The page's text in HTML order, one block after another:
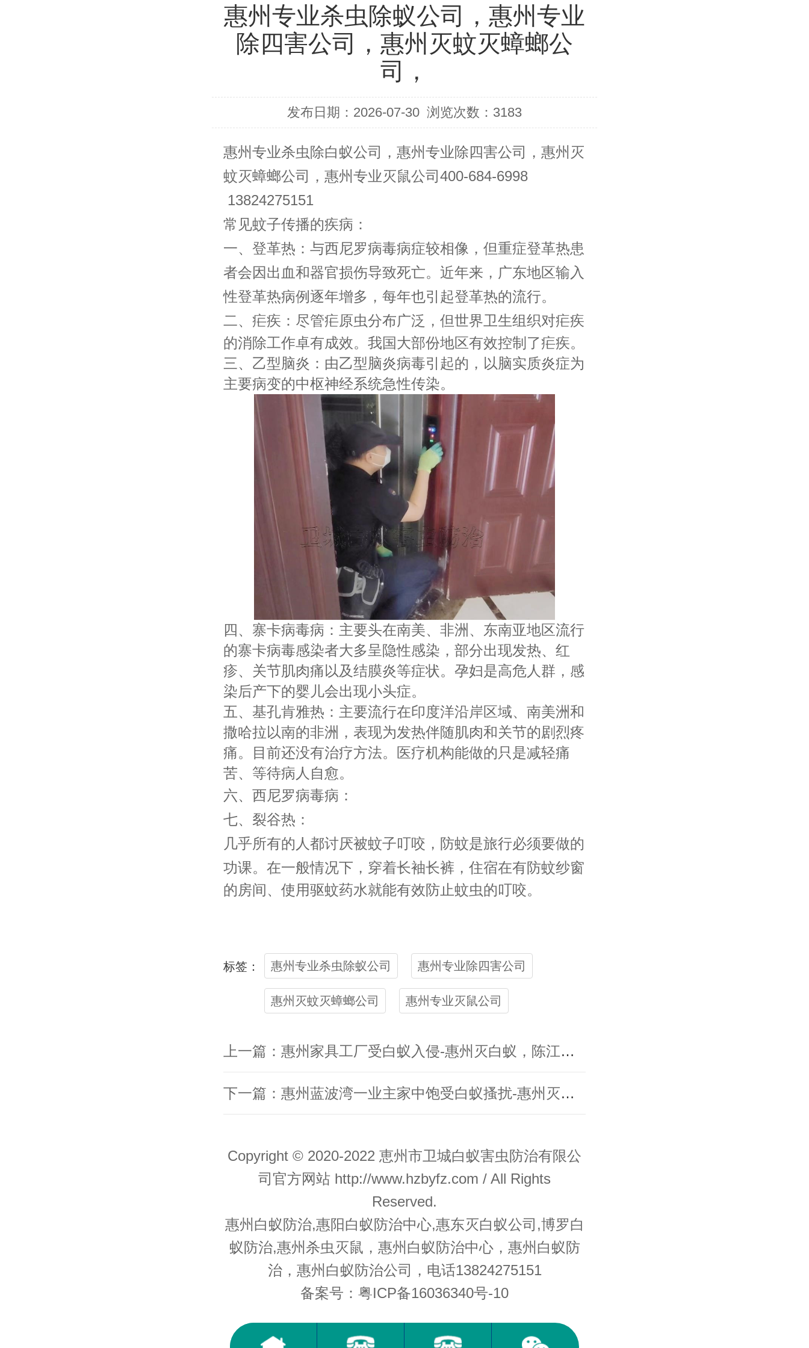
惠州专业杀虫除蚁公司，惠州专业
除四害公司，惠州灭蚊灭蟑螂公
司，
发布日期：2026-07-30 浏览次数： 3183
惠州专业杀虫除白蚁公司，惠州专业除四害公司，惠州灭
蚊灭蟑螂公司，惠州专业灭鼠公司400-684-6998
13824275151
常见蚊子传播的疾病：
一、登革热：与西尼罗病毒病症较相像，但重症登革热患
者会因出血和器官损伤导致死亡。近年来，广东地区输入
性登革热病例逐年增多，每年也引起登革热的流行。
二、疟疾：尽管疟原虫分布广泛，但世界卫生组织对疟疾
的消除工作卓有成效。我国大部份地区有效控制了疟疾。
三、乙型脑炎：由乙型脑炎病毒引起的，以脑实质炎症为
主要病变的中枢神经系统急性传染。
四、寨卡病毒病：主要头在南美、非洲、东南亚地区流行
的寨卡病毒感染者大多呈隐性感染，部分出现发热、红
疹、关节肌肉痛以及结膜炎等症状。孕妇是高危人群，感
染后产下的婴儿会出现小头症。
五、基孔肯雅热：主要流行在印度洋沿岸区域、南美洲和
撒哈拉以南的非洲，表现为发热伴随肌肉和关节的剧烈疼
痛。目前还没有治疗方法。医疗机构能做的只是减轻痛
苦、等待病人自愈。
六、西尼罗病毒病：
七、裂谷热：
几乎所有的人都讨厌被蚊子叮咬，防蚊是旅行必须要做的
功课。在一般情况下，穿着长袖长裤，住宿在有防蚊纱窗
的房间、使用驱蚊药水就能有效防止蚊虫的叮咬。
标签： 惠州专业杀虫除蚁公司 惠州专业除四害公司
惠州灭蚊灭蟑螂公司 惠州专业灭鼠公司
上一篇：惠州家具工厂受白蚁入侵-惠州灭白蚁，陈江灭白蚁
下一篇：惠州蓝波湾一业主家中饱受白蚁搔扰-惠州灭白蚁公司
Copyright © 2020-2022 恵州市卫城白蚁害虫防治有限公
司官方网站 http://www.hzbyfz.com / All Rights
Reserved.
惠州白蚁防治,惠阳白蚁防治中心,惠东灭白蚁公司,博罗白
蚁防治,惠州杀虫灭鼠，惠州白蚁防治中心，惠州白蚁防
治，惠州白蚁防治公司，电话13824275151
备案号：粤ICP备16036340号-10